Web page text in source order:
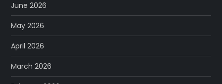
June 2026
May 2026
April 2026
March 2026